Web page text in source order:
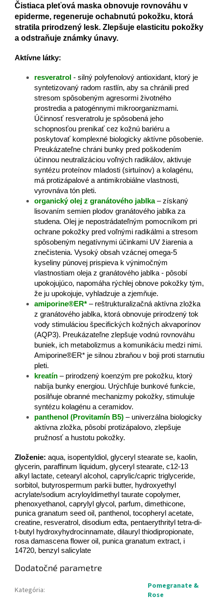
Čistiaca pleťová maska obnovuje rovnováhu v
epiderme, regeneruje ochabnutú pokožku, ktorá
stratila prirodzený lesk. Zlepšuje elasticitu pokožky
a odstraňuje známky únavy.
Aktívne látky:
resveratrol - silný polyfenolový antioxidant, ktorý je
syntetizovaný radom rastlín, aby sa chránili pred
stresom spôsobeným agresormi životného
prostredia a patogénnymi mikroorganizmami.
Účinnosť resveratrolu je spôsobená jeho
schopnosťou prenikať cez kožnú bariéru a
poskytovať komplexné biologicky aktívne pôsobenie.
Preukázateľne chráni bunky pred poškodením
účinnou neutralizáciou voľných radikálov, aktivuje
syntézu proteínov mladosti (sirtuínov) a kolagénu,
má protizápalové a antimikrobiálne vlastnosti,
vyrovnáva tón pleti.
organický olej z granátového jablka– získaný
lisovaním semien plodov granátového jablka za
studena. Olej je nepostrádateľným pomocníkom pri
ochrane pokožky pred voľnými radikálmi a stresom
spôsobeným negatívnymi účinkami UV žiarenia a
znečistenia. Vysoký obsah vzácnej omega-5
kyseliny púnovej prispieva k výnimočným
vlastnostiam oleja z granátového jablka - pôsobí
upokojujúco, napomáha rýchlej obnove pokožky tým,
že ju upokojuje, vyhladzuje a zjemňuje.
amiporine®ER* – reštrukturalizačná aktívna zložka
z granátového jablka, ktorá obnovuje prirodzený tok
vody stimuláciou špecifických kožných akvaporínov
(AQP3). Preukázateľne zlepšuje vodnú rovnováhu
buniek, ich metabolizmus a komunikáciu medzi nimi.
Amiporine®ER* je silnou zbraňou v boji proti starnutiu
pleti.
kreatín – prirodzený koenzým pre pokožku, ktorý
nabíja bunky energiou. Urýchľuje bunkové funkcie,
posilňuje obranné mechanizmy pokožky, stimuluje
syntézu kolagénu a ceramidov.
panthenol (Provitamín B5) – univerzálna biologicky
aktívna zložka, pôsobí protizápalovo, zlepšuje
pružnosť a hustotu pokožky.
Zloženie: aqua, isopentyldiol, glyceryl stearate se, kaolin,
glycerin, paraffinum liquidum, glyceryl stearate, c12-13
alkyl lactate, cetearyl alcohol, caprylic/capric triglyceride,
sorbitol, butyrospermum parkii butter, hydroxyethyl
acrylate/sodium acryloyldimethyl taurate copolymer,
phenoxyethanol, caprylyl glycol, parfum, dimethicone,
punica granatum seed oil, panthenol, tocopheryl acetate,
creatine, resveratrol, disodium edta, pentaerythrityl tetra-di-
t-butyl hydroxyhydrocinnamate, dilauryl thiodipropionate,
rosa damascena flower oil, punica granatum extract, i
14720, benzyl salicylate
Dodatočné parametre
Kategória:
Pomegranate &
Rose